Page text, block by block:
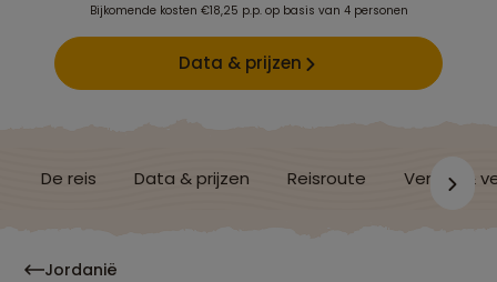
Bijkomende kosten €18,25 p.p. op basis van 4 personen
Data & prijzen
De reis Data & prijzen Reisroute Verblijf &
Jordanië